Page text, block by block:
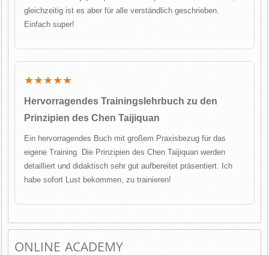
gleichzeitig ist es aber für alle verständlich geschrieben.
Einfach super!
★★★★★
Hervorragendes Trainingslehrbuch zu den
Prinzipien des Chen Taijiquan
Ein hervorragendes Buch mit großem Praxisbezug für das
eigene Training. Die Prinzipien des Chen Taijiquan werden
detailliert und didaktisch sehr gut aufbereitet präsentiert. Ich
habe sofort Lust bekommen, zu trainieren!
ONLINE ACADEMY